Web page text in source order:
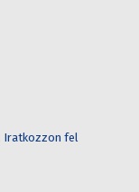
Iratkozzon fel